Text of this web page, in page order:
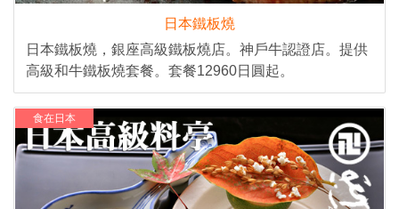
日本鐵板燒
日本鐵板燒，銀座高級鐵板燒店。神戶牛認證店。提供
高級和牛鐵板燒套餐。套餐12960日圓起。
食在日本